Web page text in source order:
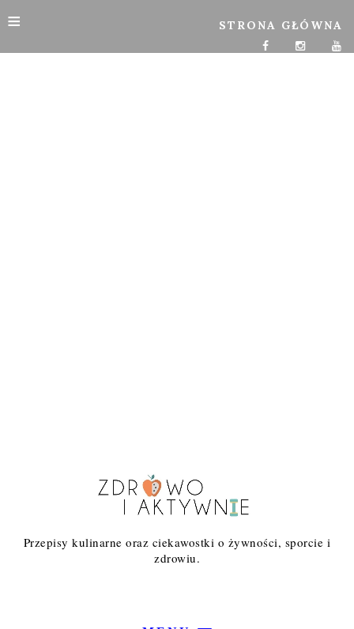
≡ STRONA GŁÓWNA
Przepisy kulinarne oraz ciekawostki o żywności, sporcie i
zdrowiu.